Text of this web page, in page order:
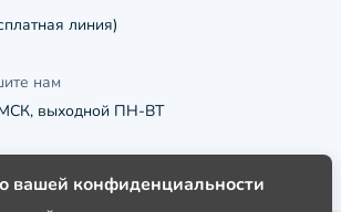
линия)
нам
выходной ПН-ВТ
вашей конфиденциальности